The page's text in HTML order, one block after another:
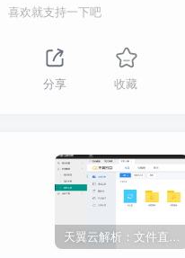
喜欢就支持一下吧
分享 收藏